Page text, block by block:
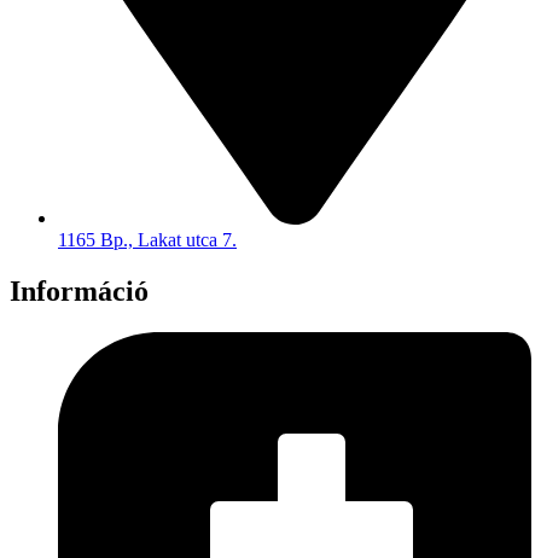
1165 Bp., Lakat utca 7.
Információ